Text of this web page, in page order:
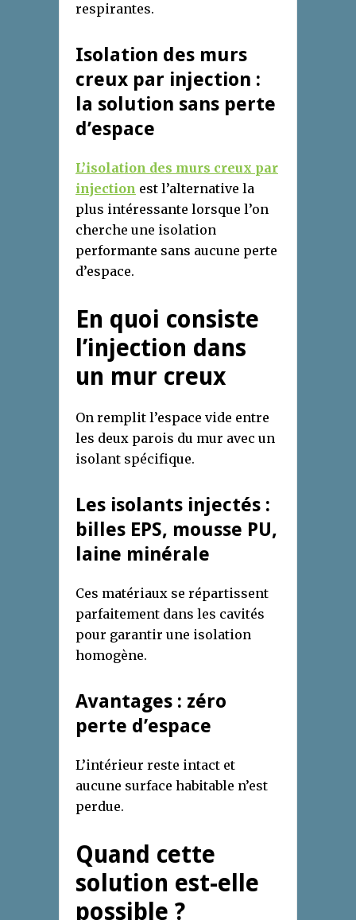
respirantes.
Isolation des murs
creux par injection :
la solution sans perte
d’espace
L’isolation des murs creux par
injection est l’alternative la
plus intéressante lorsque l’on
cherche une isolation
performante sans aucune perte
d’espace.
En quoi consiste
l’injection dans
un mur creux
On remplit l’espace vide entre
les deux parois du mur avec un
isolant spécifique.
Les isolants injectés :
billes EPS, mousse PU,
laine minérale
Ces matériaux se répartissent
parfaitement dans les cavités
pour garantir une isolation
homogène.
Avantages : zéro
perte d’espace
L’intérieur reste intact et
aucune surface habitable n’est
perdue.
Quand cette
solution est-elle
possible ?